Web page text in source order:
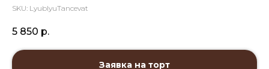
SKU: LyublyuTancevat
5 850 р.
Заявка на торт